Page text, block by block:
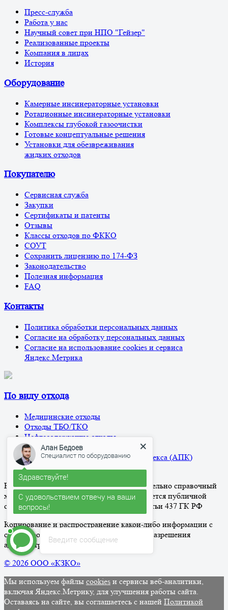
Пресс-служба
Работа у нас
Научный совет при НПО "Гейзер"
Реализованные проекты
Компания в лицах
История
Оборудование
Камерные инсинераторные установки
Ротационные инсинераторные установки
Комплексы глубокой газоочистки
Готовые концептуальные решения
Установки для обезвреживания
жидких отходов
Покупателю
Сервисная служба
Закупки
Сертификаты и патенты
Отзывы
Классы отходов по ФККО
СОУТ
Сохранить лицензию по 174-ФЗ
Законодательство
Полезная информация
FAQ
Контакты
Политика обработки персональных данных
Согласие на обработку персональных данных
Согласие на использование cookies и сервиса
Яндекс.Метрика
По виду отхода
Медицинские отходы
Отходы ТБО/ТКО
Нефтесодержащие отходы
Жидкие отходы
Отходы агро-промышленного комплекса (АПК)
Прочие отходы
Вся информация на сайте носит исключительно справочный
характер и ни при каких условиях не является публичной
офертой, определяемой положениями Статьи 437 ГК РФ
Копирование и распространение какой-либо информации с
сайта строго запрещено без письменного разрешения
администрации
© 2026 ООО «КЗКО»
Мы используем файлы cookies и сервисы веб-аналитики,
включая Яндекс.Метрику, для улучшения работы сайта.
Оставаясь на сайте, вы соглашаетесь с нашей Политикой
Введите сообщение
Алан Бедоев
Специалист по оборудованию
Здравствуйте!
С удовольствием отвечу на ваши
вопросы!